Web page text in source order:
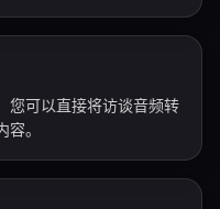
您可以直接将访谈音频转
。